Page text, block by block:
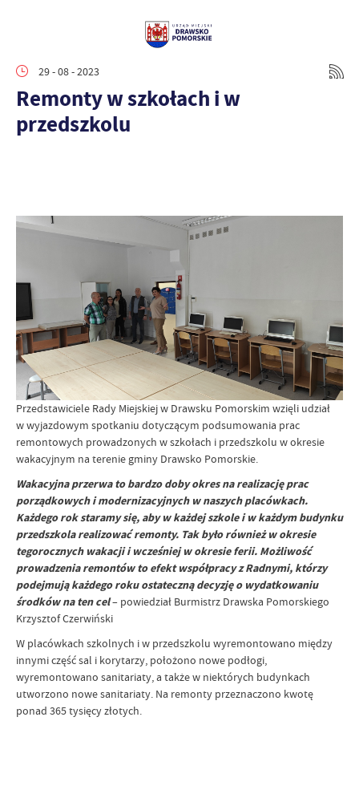
29 - 08 - 2023
Remonty w szkołach i w
przedszkolu
Przedstawiciele Rady Miejskiej w Drawsku Pomorskim wzięli udział
w wyjazdowym spotkaniu dotyczącym podsumowania prac
remontowych prowadzonych w szkołach i przedszkolu w okresie
wakacyjnym na terenie gminy Drawsko Pomorskie.
Wakacyjna przerwa to bardzo doby okres na realizację prac
porządkowych i modernizacyjnych w naszych placówkach.
Każdego rok staramy się, aby w każdej szkole i w każdym budynku
przedszkola realizować remonty. Tak było również w okresie
tegorocznych wakacji i wcześniej w okresie ferii. Możliwość
prowadzenia remontów to efekt współpracy z Radnymi, którzy
podejmują każdego roku ostateczną decyzję o wydatkowaniu
środków na ten cel– powiedział Burmistrz Drawska Pomorskiego
Krzysztof Czerwiński
W placówkach szkolnych i w przedszkolu wyremontowano między
innymi część sal i korytarzy, położono nowe podłogi,
wyremontowano sanitariaty, a także w niektórych budynkach
utworzono nowe sanitariaty. Na remonty przeznaczono kwotę
ponad 365 tysięcy złotych.